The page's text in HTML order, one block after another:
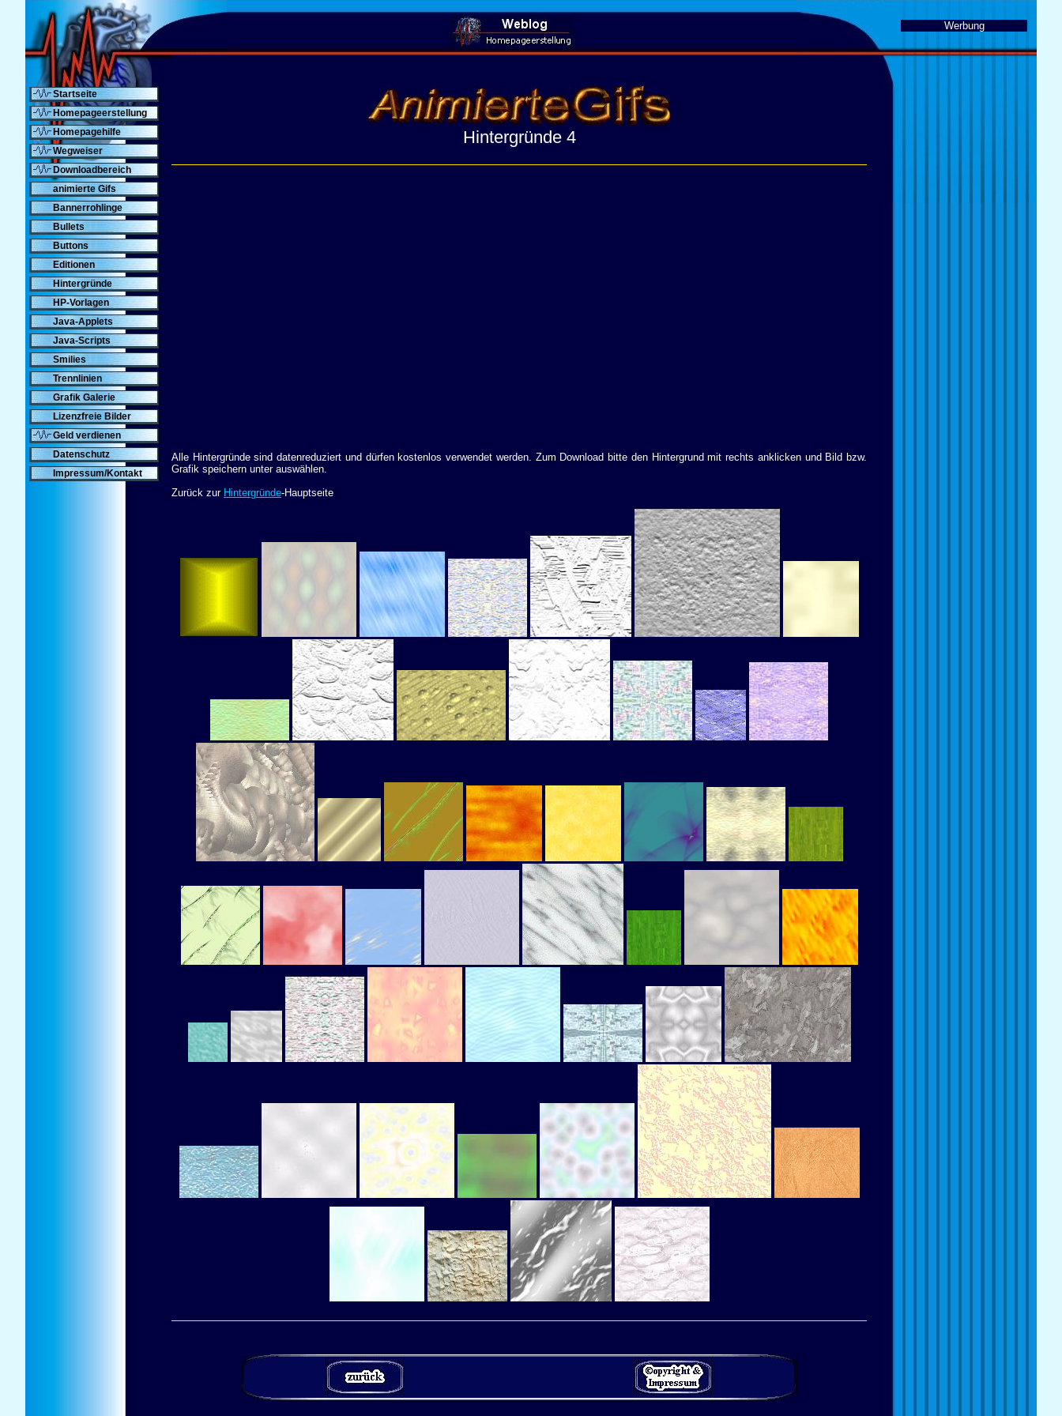
Werbung
Startseite
Homepageerstellung
Homepagehilfe
Wegweiser
Downloadbereich
animierte Gifs
Bannerrohlinge
Bullets
Buttons
Editionen
Hintergründe
HP-Vorlagen
Java-Applets
Java-Scripts
Smilies
Trennlinien
Grafik Galerie
Lizenzfreie Bilder
Geld verdienen
Datenschutz
Impressum/Kontakt
Hintergründe 4
Alle Hintergründe sind datenreduziert und dürfen kostenlos verwendet werden. Zum Download bitte den Hintergrund mit rechts anklicken und Bild bzw.
Grafik speichern unter auswählen.
Zurück zur Hintergründe-Hauptseite